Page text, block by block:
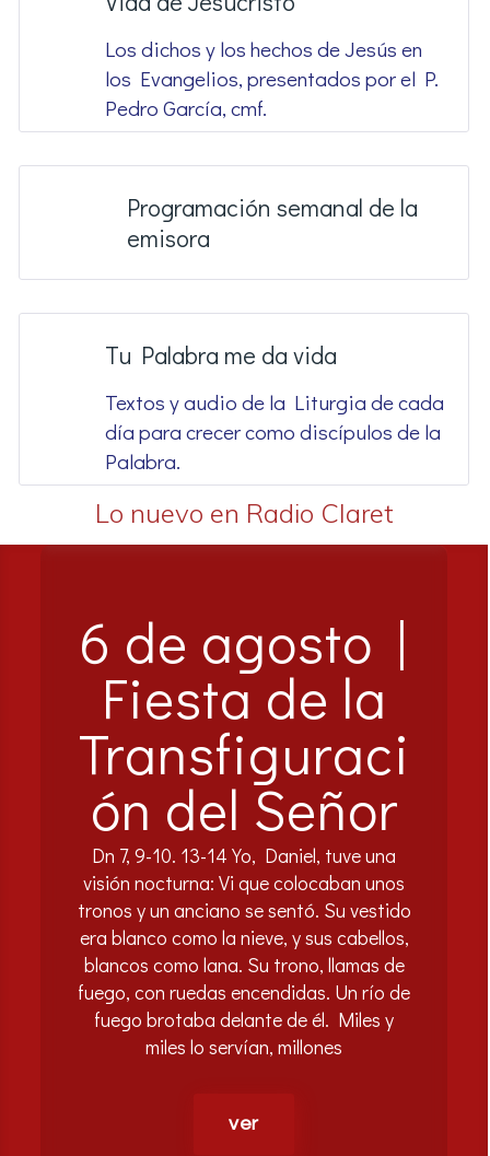
Los dichos y los hechos de Jesús en
los Evangelios, presentados por el P.
Pedro García, cmf.
Programación semanal de la
emisora
Tu Palabra me da vida
Textos y audio de la Liturgia de cada
día para crecer como discípulos de la
Palabra.
Lo nuevo en Radio Claret
6 de agosto |
Fiesta de la
Transfiguraci
ón del Señor
Dn 7, 9-10. 13-14 Yo, Daniel, tuve una
visión nocturna: Vi que colocaban unos
tronos y un anciano se sentó. Su vestido
era blanco como la nieve, y sus cabellos,
blancos como lana. Su trono, llamas de
fuego, con ruedas encendidas. Un río de
fuego brotaba delante de él. Miles y
miles lo servían, millones
ver